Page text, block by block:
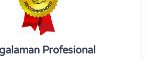
Profesional